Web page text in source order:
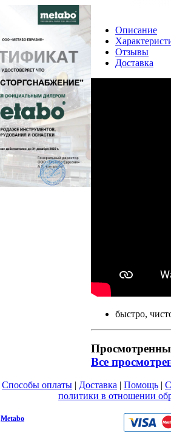
Описание
Отзывы
Доставка
быстро,
Все
Способы оплаты | Доставка | Помощь |
политики в отношении
Metabo